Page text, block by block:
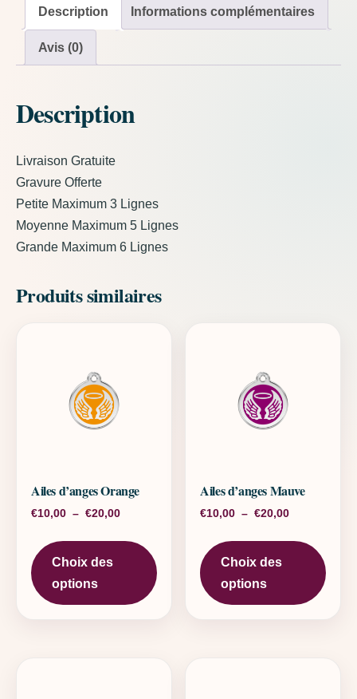
Description Informations complémentaires
Avis (0)
Description
Livraison Gratuite
Gravure Offerte
Petite Maximum 3 Lignes
Moyenne Maximum 5 Lignes
Grande Maximum 6 Lignes
Produits similaires
Ailes d’anges Orange
€10,00 – €20,00Plage de prix : €10,00 à €20,00
Choix des
options
Ce produit a plusieurs variations.
Ailes d’anges Mauve
€10,00 – €20,00Plage de
Choix des
options